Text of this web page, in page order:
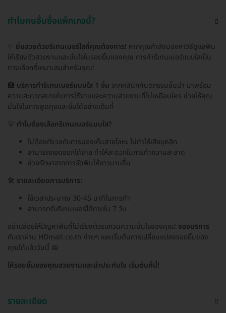
ทำไมคนอื่นซื้อแพ็กเกจนี้?
ยิ้มสวยด้วยรีเทนเนอร์ใสที่คุณต้องการ! หากคุณกำลังมองหาวิธีดูแลฟัน
ให้เรียงตัวสวยงามและมั่นใจในรอยยิ้มของคุณ การทำรีเทนเนอร์แบบใสเป็น
ทางเลือกที่เหมาะสมสำหรับคุณ!
🏥 บริการทำรีเทนเนอร์แบบใส 1 ชิ้น จากคลินิกทันตกรรมชั้นนำ มาพร้อม
ความสะดวกสบายในการใช้งานและความสวยงามที่ไม่เหมือนใคร ช่วยให้คุณ
มั่นใจในการพูดคุยและยิ้มได้อย่างเต็มที่
💡 ทำไมต้องเลือกรีเทนเนอร์แบบใส?
ไม่ต้องกังวลกับการมองเห็นสายโลหะ ไม่ทำให้เสียบุคลิก
สามารถถอดออกได้ง่าย ทำให้สะดวกในการทำความสะอาด
ช่วยรักษาจากการจัดฟันให้ยาวนานขึ้น
🛠️ รายละเอียดการบริการ:
ใช้เวลาประมาณ 30-45 นาทีในการทำ
สามารถรับรีเทนเนอร์ได้ภายใน 7 วัน
อย่าปล่อยให้ปัญหาฟันที่ไม่เรียงตัวรบกวนความมั่นใจของคุณ! จองบริการ
กับเราผ่าน HDmall.co.th ง่ายๆ และเริ่มต้นการเปลี่ยนแปลงรอยยิ้มของ
คุณได้แล้ววันนี้ 📅
ให้รอยยิ้มของคุณสวยงามและน่าประทับใจ เริ่มต้นที่นี่!
รายละเอียด